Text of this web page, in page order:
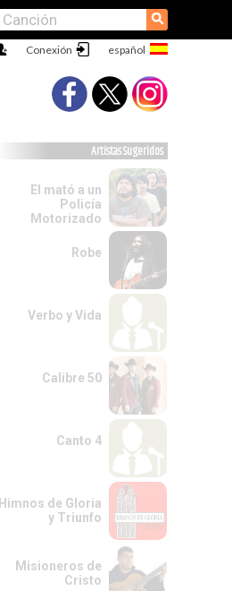
⚲
Conexión
Artistas Sugeridos
El mató a un
Policía
Motorizado
Robe
Verbo y Vida
Calibre 50
Canto 4
Himnos de Gloria
y Triunfo
Misioneros de
Cristo